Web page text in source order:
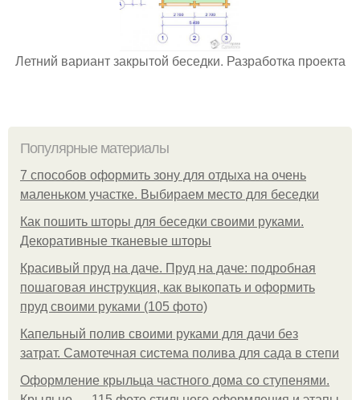
Летний вариант закрытой беседки. Разработка проекта
Популярные материалы
7 способов оформить зону для отдыха на очень
маленьком участке. Выбираем место для беседки
Как пошить шторы для беседки своими руками.
Декоративные тканевые шторы
Красивый пруд на даче. Пруд на даче: подробная
пошаговая инструкция, как выкопать и оформить
пруд своими руками (105 фото)
Капельный полив своими руками для дачи без
затрат. Самотечная система полива для сада в степи
Оформление крыльца частного дома со ступенями.